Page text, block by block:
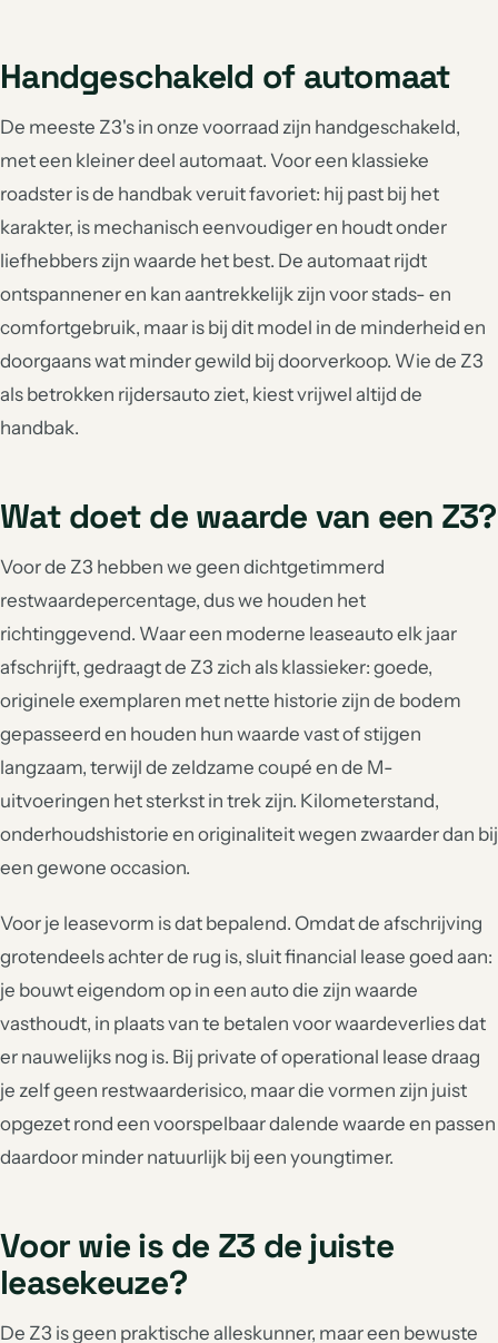
Handgeschakeld of automaat
De meeste Z3's in onze voorraad zijn handgeschakeld,
met een kleiner deel automaat. Voor een klassieke
roadster is de handbak veruit favoriet: hij past bij het
karakter, is mechanisch eenvoudiger en houdt onder
liefhebbers zijn waarde het best. De automaat rijdt
ontspannener en kan aantrekkelijk zijn voor stads- en
comfortgebruik, maar is bij dit model in de minderheid en
doorgaans wat minder gewild bij doorverkoop. Wie de Z3
als betrokken rijdersauto ziet, kiest vrijwel altijd de
handbak.
Wat doet de waarde van een Z3?
Voor de Z3 hebben we geen dichtgetimmerd
restwaardepercentage, dus we houden het
richtinggevend. Waar een moderne leaseauto elk jaar
afschrijft, gedraagt de Z3 zich als klassieker: goede,
originele exemplaren met nette historie zijn de bodem
gepasseerd en houden hun waarde vast of stijgen
langzaam, terwijl de zeldzame coupé en de M-
uitvoeringen het sterkst in trek zijn. Kilometerstand,
onderhoudshistorie en originaliteit wegen zwaarder dan bij
een gewone occasion.
Voor je leasevorm is dat bepalend. Omdat de afschrijving
grotendeels achter de rug is, sluit financial lease goed aan:
je bouwt eigendom op in een auto die zijn waarde
vasthoudt, in plaats van te betalen voor waardeverlies dat
er nauwelijks nog is. Bij private of operational lease draag
je zelf geen restwaarderisico, maar die vormen zijn juist
opgezet rond een voorspelbaar dalende waarde en passen
daardoor minder natuurlijk bij een youngtimer.
Voor wie is de Z3 de juiste
leasekeuze?
De Z3 is geen praktische alleskunner, maar een bewuste